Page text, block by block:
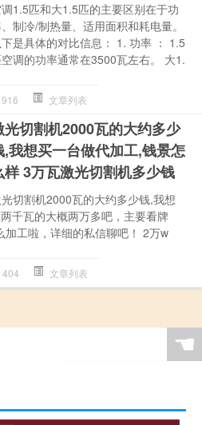
1.5匹和大1.5匹的主要区别在于功
制冷/制热量、适用面积和耗电量。
是具体的对比信息： 1. 功率 ： 1.5
调的功率通常在3500瓦左右。 大1.
916 文章列表
光切割机2000瓦的大约多少
,我想买一台做代加工,钱景怎
样 3万瓦激光切割机多少钱
切割机2000瓦的大约多少钱,我想
千瓦的大概两万多吧，主要看牌
工啦，详细的私信聊吧！ 2万w
404 文章列表
☚